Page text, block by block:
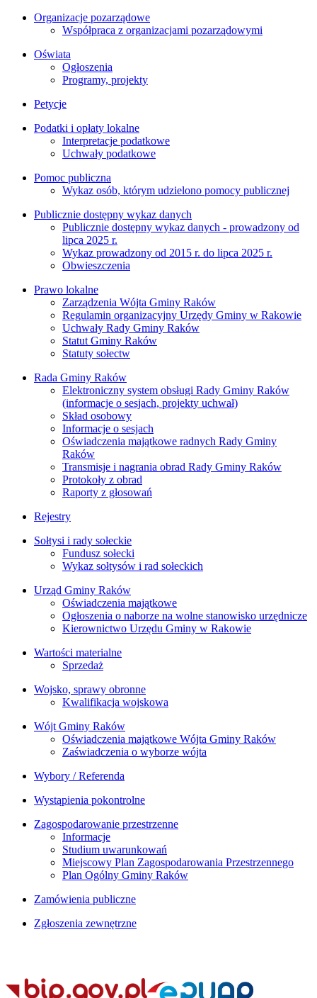
Organizacje pozarządowe
Współpraca z organizacjami pozarządowymi
Oświata
Ogłoszenia
Programy, projekty
Petycje
Podatki i opłaty lokalne
Interpretacje podatkowe
Uchwały podatkowe
Pomoc publiczna
Wykaz osób, którym udzielono pomocy publicznej
Publicznie dostępny wykaz danych
Publicznie dostępny wykaz danych - prowadzony od
lipca 2025 r.
Wykaz prowadzony od 2015 r. do lipca 2025 r.
Obwieszczenia
Prawo lokalne
Zarządzenia Wójta Gminy Raków
Regulamin organizacyjny Urzędy Gminy w Rakowie
Uchwały Rady Gminy Raków
Statut Gminy Raków
Statuty sołectw
Rada Gminy Raków
Elektroniczny system obsługi Rady Gminy Raków
(informacje o sesjach, projekty uchwał)
Skład osobowy
Informacje o sesjach
Oświadczenia majątkowe radnych Rady Gminy
Raków
Transmisje i nagrania obrad Rady Gminy Raków
Protokoły z obrad
Raporty z głosowań
Rejestry
Sołtysi i rady sołeckie
Fundusz sołecki
Wykaz sołtysów i rad sołeckich
Urząd Gminy Raków
Oświadczenia majątkowe
Ogłoszenia o naborze na wolne stanowisko urzędnicze
Kierownictwo Urzędu Gminy w Rakowie
Wartości materialne
Sprzedaż
Wojsko, sprawy obronne
Kwalifikacja wojskowa
Wójt Gminy Raków
Oświadczenia majątkowe Wójta Gminy Raków
Zaświadczenia o wyborze wójta
Wybory / Referenda
Wystąpienia pokontrolne
Zagospodarowanie przestrzenne
Informacje
Studium uwarunkowań
Miejscowy Plan Zagospodarowania Przestrzennego
Plan Ogólny Gminy Raków
Zamówienia publiczne
Zgłoszenia zewnętrzne